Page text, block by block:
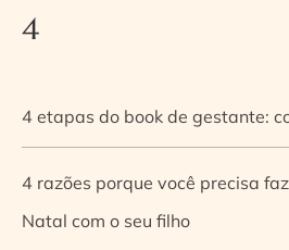
4
4 etapas do book de gestante:
4 razões porque você precisa
Natal com o seu filho